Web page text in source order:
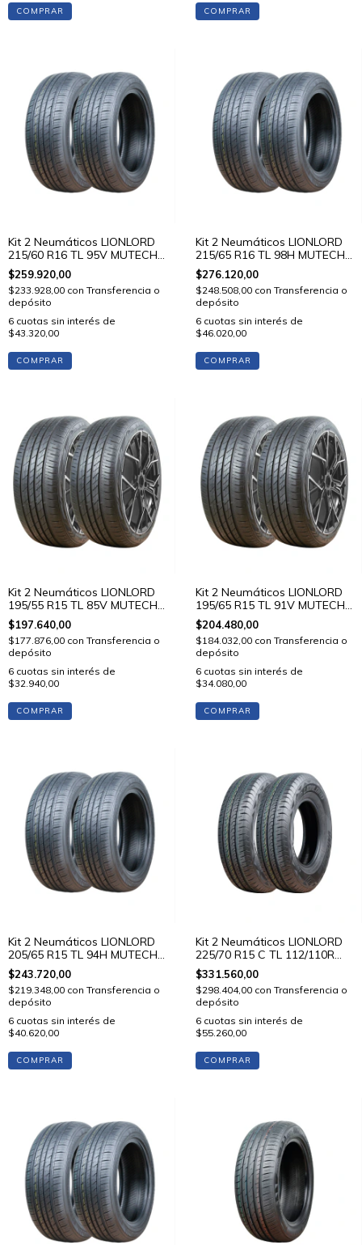
COMPRAR COMPRAR
Kit 2 Neumáticos LIONLORD
215/60 R16 TL 95V MUTECH
H01
$259.920,00
$233.928,00 con Transferencia o
depósito
6 cuotas sin interés de
$43.320,00
COMPRAR
Kit 2 Neumáticos LIONLORD
215/65 R16 TL 98H MUTECH
H01
$276.120,00
$248.508,00 con Transferencia o
depósito
6 cuotas sin interés de
$46.020,00
COMPRAR
Kit 2 Neumáticos LIONLORD
195/55 R15 TL 85V MUTECH
H02
$197.640,00
$177.876,00 con Transferencia o
depósito
6 cuotas sin interés de
$32.940,00
COMPRAR
Kit 2 Neumáticos LIONLORD
195/65 R15 TL 91V MUTECH
H02
$204.480,00
$184.032,00 con Transferencia o
depósito
6 cuotas sin interés de
$34.080,00
COMPRAR
Kit 2 Neumáticos LIONLORD
205/65 R15 TL 94H MUTECH
H01
$243.720,00
$219.348,00 con Transferencia o
depósito
6 cuotas sin interés de
$40.620,00
COMPRAR
Kit 2 Neumáticos LIONLORD
225/70 R15 C TL 112/110R
VANSTAR C01
$331.560,00
$298.404,00 con Transferencia o
depósito
6 cuotas sin interés de
$55.260,00
COMPRAR